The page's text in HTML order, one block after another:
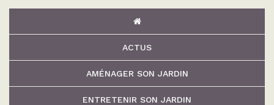
ACTUS
AMÉNAGER SON JARDIN
ENTRETENIR SON JARDIN